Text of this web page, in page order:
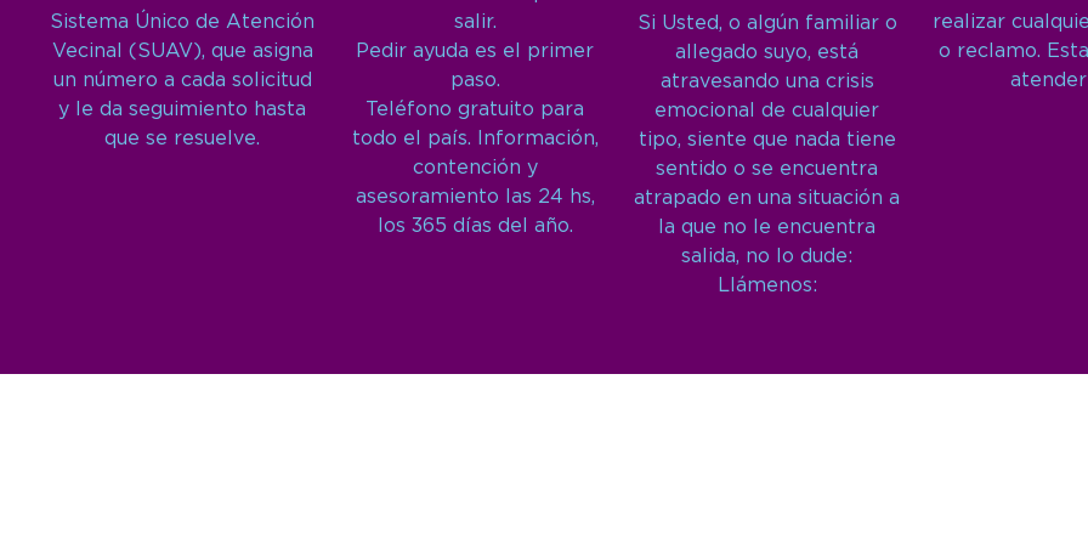
Sistema Único de Atención
Vecinal (SUAV), que asigna
un número a cada solicitud
y le da seguimiento hasta
que se resuelve.
salir.
Pedir ayuda es el primer
paso.
Teléfono gratuito para
todo el país. Información,
contención y
asesoramiento las 24 hs,
los 365 días del año.
Si Usted, o algún familiar o
allegado suyo, está
atravesando una crisis
emocional de cualquier
tipo, siente que nada tiene
sentido o se encuentra
atrapado en una situación a
la que no le encuentra
salida, no lo dude:
Llámenos:
realizar
o reclamo.